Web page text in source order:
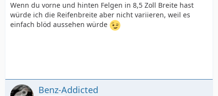
Wenn du vorne und hinten Felgen in 8,5 Zoll Breite hast
würde ich die Reifenbreite aber nicht variieren, weil es
einfach blöd aussehen würde
Benz-Addicted